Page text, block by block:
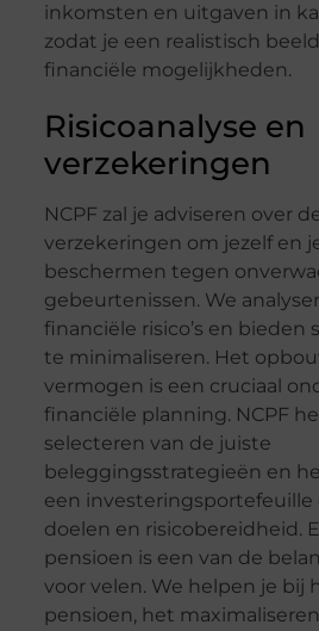
inkomsten en uitgaven in
zodat je een realistisch
financiële mogelijkheden.
Risicoanalyse en
verzekeringen
NCPF zal je adviseren over
verzekeringen om jezelf en
beschermen tegen
gebeurtenissen. We
financiële risico’s en bieden
te minimaliseren. Het
vermogen is een cruciaal
financiële planning. NCPF
selecteren van de juiste
beleggingsstrategieën en
een investeringsportefeuille
doelen en risicobereidheid.
pensioen is een van de
voor velen. We helpen je bij
pensioen, het